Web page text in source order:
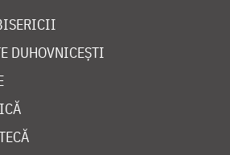
DUHOVNICEȘTI